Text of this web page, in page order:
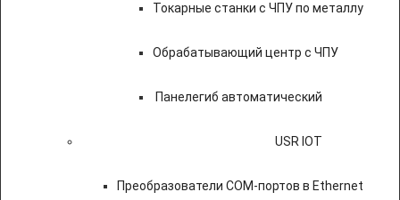
Токарные станки с ЧПУ по металлу
Обрабатывающий центр с ЧПУ
Панелегиб автоматический
USR IOT
Преобразователи COM-портов в Ethernet